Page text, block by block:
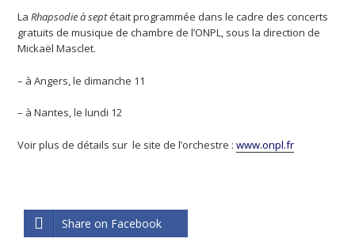
LaRhapsodie à septétait programmée dans le cadre des concerts
gratuits de musique de chambre de l’ONPL, sous la direction de
Mickaël Masclet.
– à Angers, le dimanche 11
– à Nantes, le lundi 12
Voir plus de détails sur le site de l’orchestre :www.onpl.fr
Share on Facebook